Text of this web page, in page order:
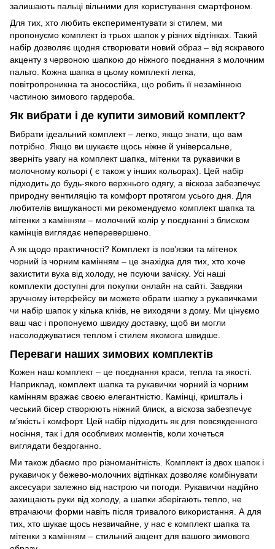
залишають пальці вільними для користування смартфоном.
Для тих, хто любить експериментувати зі стилем, ми
пропонуємо комплект із трьох шапок у різних відтінках. Такий
набір дозволяє щодня створювати новий образ – від яскравого
акценту з червоною шапкою до ніжного поєднання з молочним
пальто. Кожна шапка в цьому комплекті легка,
повітропроникна та зносостійка, що робить її незамінною
частиною зимового гардероба.
Як вибрати і де купити зимовий комплект?
Вибрати ідеальний комплект – легко, якщо знати, що вам
потрібно. Якщо ви шукаєте щось ніжне й універсальне,
зверніть увагу на комплект шапка, мітенки та рукавички в
молочному кольорі ( є також у інших кольорах). Цей набір
підходить до будь-якого верхнього одягу, а віскоза забезпечує
природну вентиляцію та комфорт протягом усього дня. Для
любителів вишуканості ми рекомендуємо комплект шапка та
мітенки з камінням – молочний колір у поєднанні з блиском
камінців виглядає неперевершено.
А як щодо практичності? Комплект із пов’язки та мітенок
чорний із чорним камінням – це знахідка для тих, хто хоче
захистити вуха від холоду, не псуючи зачіску. Усі наші
комплекти доступні для покупки онлайн на сайті. Завдяки
зручному інтерфейсу ви можете обрати шапку з рукавичками
чи набір шапок у кілька кліків, не виходячи з дому. Ми цінуємо
ваш час і пропонуємо швидку доставку, щоб ви могли
насолоджуватися теплом і стилем якомога швидше.
Переваги наших зимових комплектів
Кожен наш комплект – це поєднання краси, тепла та якості.
Наприклад, комплект шапка та рукавички чорний із чорним
камінням вражає своєю елегантністю. Камінці, кришталь і
чеський бісер створюють ніжний блиск, а віскоза забезпечує
м’якість і комфорт. Цей набір підходить як для повсякденного
носіння, так і для особливих моментів, коли хочеться
виглядати бездоганно.
Ми також дбаємо про різноманітність. Комплект із двох шапок і
рукавичок у бежево-молочних відтінках дозволяє комбінувати
аксесуари залежно від настрою чи погоди. Рукавички надійно
захищають руки від холоду, а шапки зберігають тепло, не
втрачаючи форми навіть після тривалого використання. А для
тих, хто шукає щось незвичайне, у нас є комплект шапка та
мітенки з камінням – стильний акцент для вашого зимового